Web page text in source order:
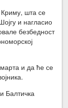
шта се
и нагласио
безбедност
марта и да ће се
Балтичка